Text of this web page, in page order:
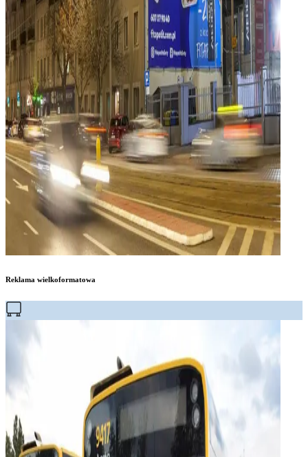
Reklama wielkoformatowa